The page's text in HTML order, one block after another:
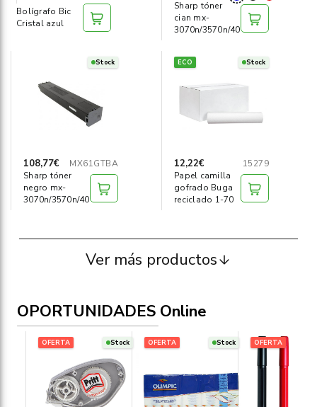
Bolígrafo Bic
Cristal azul
Sharp tóner
cian mx-
3070n/3570n/4070n
Stock
108,77€
MX61GTBA
Sharp tóner
negro mx-
3070n/3570n/4070n
ECO Stock
12,22€
15279
Papel camilla
gofrado Buga
reciclado 1-70
Ver más productos
OPORTUNIDADES Online
OFERTA Stock OFERTA Stock OFERTA